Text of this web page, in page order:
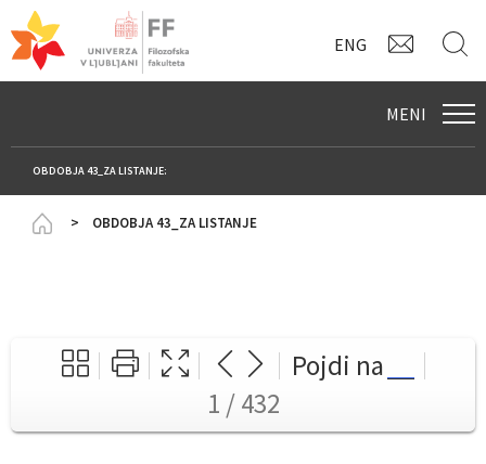
ENG
MENI
OBDOBJA 43_ZA LISTANJE:
HomepageOBDOBJA 43_ZA LISTANJE
Pojdi na
1 / 432